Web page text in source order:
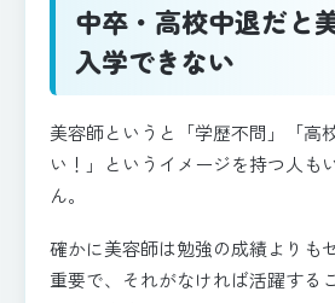
中卒・高校中退だと
入学できない
美容師というと「学歴不問」「高
い！」というイメージを持つ人も
ん。
確かに美容師は勉強の成績よりも
重要で、それがなければ活躍する